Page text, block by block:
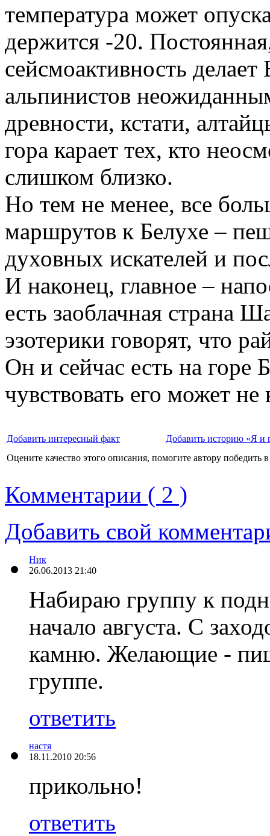
температура может
держится -20.
сейсмоактивность
альпинистов
древности, кстати,
гора карает тех, кто
слишком близко.
Но тем не менее, все
маршрутов к Белухе –
духовных искателей и
И наконец, главное –
есть заоблачная страна
эзотерики говорят, что
Он и сейчас есть на горе
чувствовать его может
Добавить интересный факт
Добавить историю «Я и
Оцените качество этого описания, помогите автору победить
Комментарии ( 2 )
Добавить свой
Ник
26.06.2013 21:40
Набираю группу к
начало августа. С
камню. Желающие -
группе.
ответить
настя
18.11.2010 20:56
прикольно!
ответить